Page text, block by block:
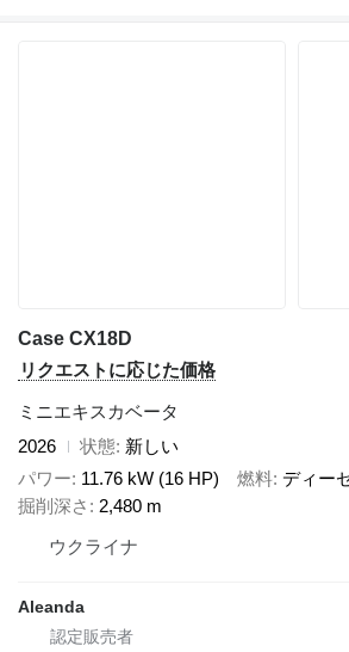
Case CX18D
リクエストに応じた価格
ミニエキスカベータ
2026
状態 新しい
パワー 11.76 kW (16 HP) 燃料 ディー
掘削深さ
2,480 m
ウクライナ
Aleanda